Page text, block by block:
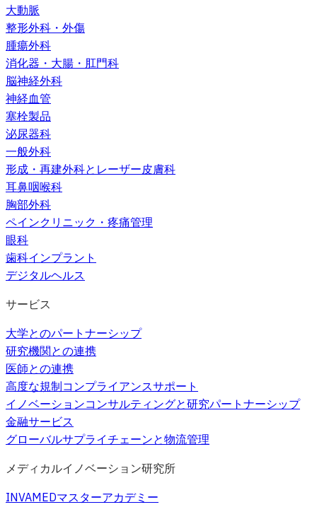
大動脈
整形外科・外傷
腫瘍外科
消化器・大腸・肛門科
脳神経外科
神経血管
塞栓製品
泌尿器科
一般外科
形成・再建外科とレーザー皮膚科
耳鼻咽喉科
胸部外科
ペインクリニック・疼痛管理
眼科
歯科インプラント
デジタルヘルス
サービス
大学とのパートナーシップ
研究機関との連携
医師との連携
高度な規制コンプライアンスサポート
イノベーションコンサルティングと研究パートナーシップ
金融サービス
グローバルサプライチェーンと物流管理
メディカルイノベーション研究所
INVAMEDマスターアカデミー